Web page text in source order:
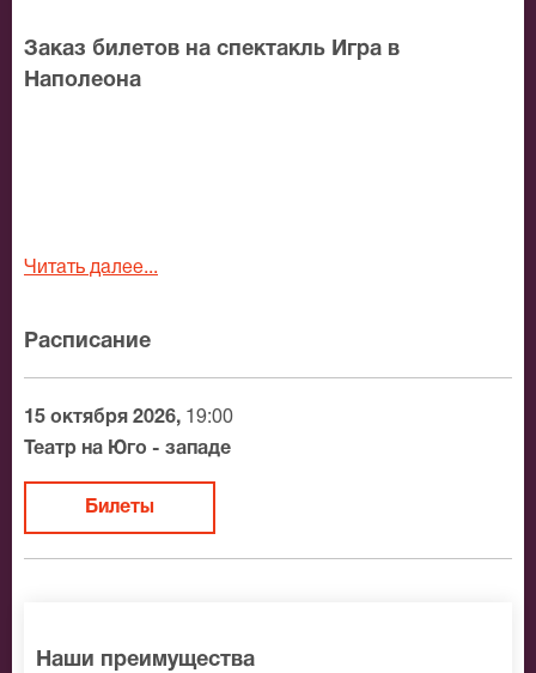
Заказ билетов на спектакль Игра в
Наполеона
Читать далее...
Расписание
15 октября 2026, 19:00
Театр на Юго - западе
Билеты
Наши преимущества